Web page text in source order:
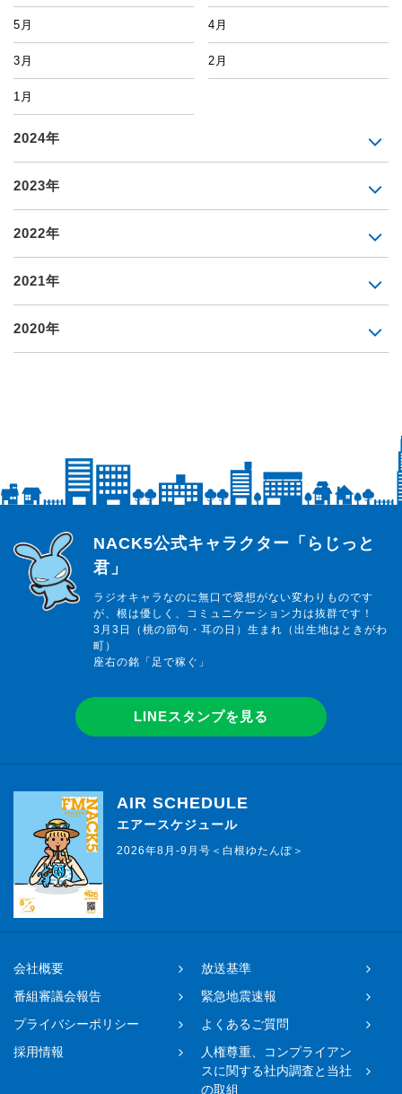
5月 4月
3月 2月
1月
2024年
2023年
2022年
2021年
2020年
らじっと君
NACK5公式キャラクター「らじっと
君」
ラジオキャラなのに無口で愛想がない変わりものです
が、根は優しく、コミュニケーション力は抜群です！
3月3日（桃の節句・耳の日）生まれ（出生地はときがわ
町）
座右の銘「足で稼ぐ」
LINEスタンプを見る
AIR SCHEDULE
エアースケジュール
2026年8月-9月号＜白根ゆたんぽ＞
会社概要
放送基準
番組審議会報告
緊急地震速報
プライバシーポリシー
よくあるご質問
採用情報
人権尊重、コンプライアン
スに関する社内調査と当社
の取組